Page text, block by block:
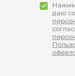
даю